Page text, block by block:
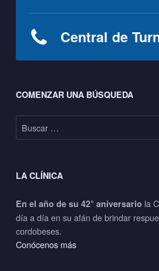
Central de
COMENZAR UNA BÚSQUEDA
Buscar:
LA CLÍNICA
En el año de su 42° aniversario la
día a día en su afán de brindar
cordobeses.
Conócenos más